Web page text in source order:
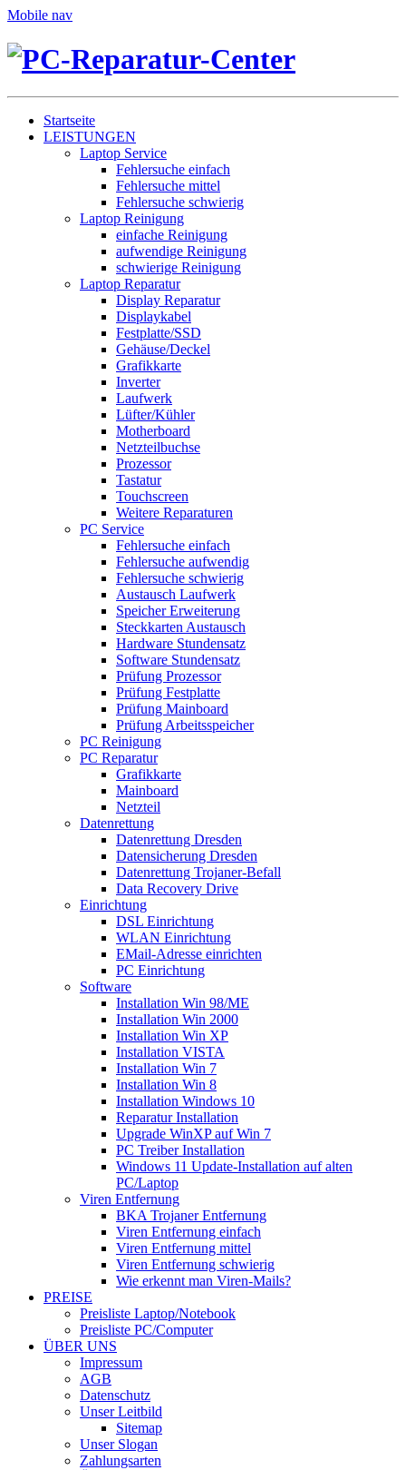
Mobile nav
Startseite
LEISTUNGEN
Laptop Service
Fehlersuche einfach
Fehlersuche mittel
Fehlersuche schwierig
Laptop Reinigung
einfache Reinigung
aufwendige Reinigung
schwierige Reinigung
Laptop Reparatur
Display Reparatur
Displaykabel
Festplatte/SSD
Gehäuse/Deckel
Grafikkarte
Inverter
Laufwerk
Lüfter/Kühler
Motherboard
Netzteilbuchse
Prozessor
Tastatur
Touchscreen
Weitere Reparaturen
PC Service
Fehlersuche einfach
Fehlersuche aufwendig
Fehlersuche schwierig
Austausch Laufwerk
Speicher Erweiterung
Steckkarten Austausch
Hardware Stundensatz
Software Stundensatz
Prüfung Prozessor
Prüfung Festplatte
Prüfung Mainboard
Prüfung Arbeitsspeicher
PC Reinigung
PC Reparatur
Grafikkarte
Mainboard
Netzteil
Datenrettung
Datenrettung Dresden
Datensicherung Dresden
Datenrettung Trojaner-Befall
Data Recovery Drive
Einrichtung
DSL Einrichtung
WLAN Einrichtung
EMail-Adresse einrichten
PC Einrichtung
Software
Installation Win 98/ME
Installation Win 2000
Installation Win XP
Installation VISTA
Installation Win 7
Installation Win 8
Installation Windows 10
Reparatur Installation
Upgrade WinXP auf Win 7
PC Treiber Installation
Windows 11 Update-Installation auf alten
PC/Laptop
Viren Entfernung
BKA Trojaner Entfernung
Viren Entfernung einfach
Viren Entfernung mittel
Viren Entfernung schwierig
Wie erkennt man Viren-Mails?
PREISE
Preisliste Laptop/Notebook
Preisliste PC/Computer
ÜBER UNS
Impressum
AGB
Datenschutz
Unser Leitbild
Sitemap
Unser Slogan
Zahlungsarten